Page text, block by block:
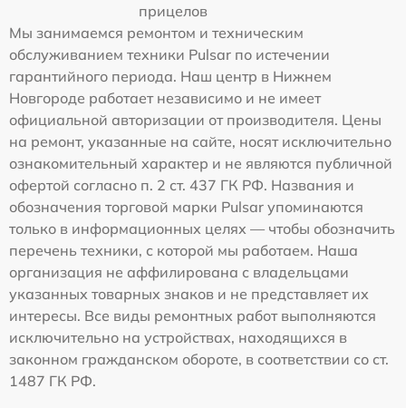
прицелов
Мы занимаемся ремонтом и техническим
обслуживанием техники Pulsar по истечении
гарантийного периода. Наш центр в Нижнем
Новгороде работает независимо и не имеет
официальной авторизации от производителя. Цены
на ремонт, указанные на сайте, носят исключительно
ознакомительный характер и не являются публичной
офертой согласно п. 2 ст. 437 ГК РФ. Названия и
обозначения торговой марки Pulsar упоминаются
только в информационных целях — чтобы обозначить
перечень техники, с которой мы работаем. Наша
организация не аффилирована с владельцами
указанных товарных знаков и не представляет их
интересы. Все виды ремонтных работ выполняются
исключительно на устройствах, находящихся в
законном гражданском обороте, в соответствии со ст.
1487 ГК РФ.